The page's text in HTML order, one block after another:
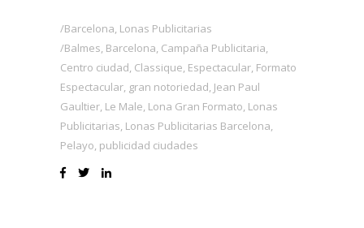
Barcelona, Lonas Publicitarias
Balmes, Barcelona, Campaña Publicitaria,
Centro ciudad, Classique, Espectacular, Formato
Espectacular, gran notoriedad, Jean Paul
Gaultier, Le Male, Lona Gran Formato, Lonas
Publicitarias, Lonas Publicitarias Barcelona,
Pelayo, publicidad ciudades